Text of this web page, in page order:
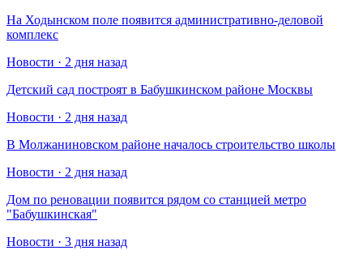
На Ходынском поле появится административно-деловой
комплекс
Новости · 2 дня назад
Детский сад построят в Бабушкинском районе Москвы
Новости · 2 дня назад
В Молжаниновском районе началось строительство школы
Новости · 2 дня назад
Дом по реновации появится рядом со станцией метро
"Бабушкинская"
Новости · 3 дня назад